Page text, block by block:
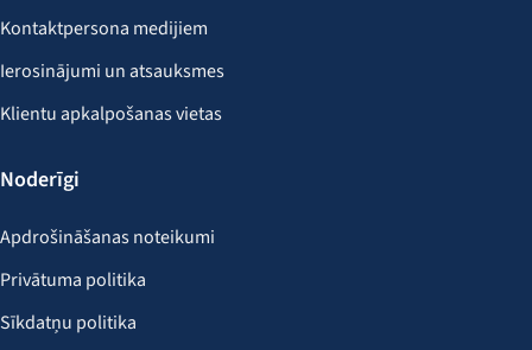
Kontaktpersona medijiem
Ierosinājumi un atsauksmes
Klientu apkalpošanas vietas
Noderīgi
Apdrošināšanas noteikumi
Privātuma politika
Sīkdatņu politika